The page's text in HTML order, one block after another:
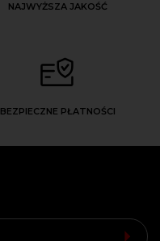
NAJWYŻSZA JAKOŚĆ
BEZPIECZNE PŁATNOŚCI